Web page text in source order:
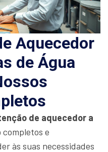
Aquecedor
de Água
de aquecedor a
completos e
às suas necessidades